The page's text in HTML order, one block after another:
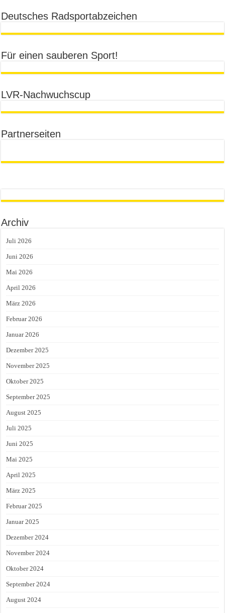
Deutsches Radsportabzeichen
Für einen sauberen Sport!
LVR-Nachwuchscup
Partnerseiten
Archiv
Juli 2026
Juni 2026
Mai 2026
April 2026
März 2026
Februar 2026
Januar 2026
Dezember 2025
November 2025
Oktober 2025
September 2025
August 2025
Juli 2025
Juni 2025
Mai 2025
April 2025
März 2025
Februar 2025
Januar 2025
Dezember 2024
November 2024
Oktober 2024
September 2024
August 2024